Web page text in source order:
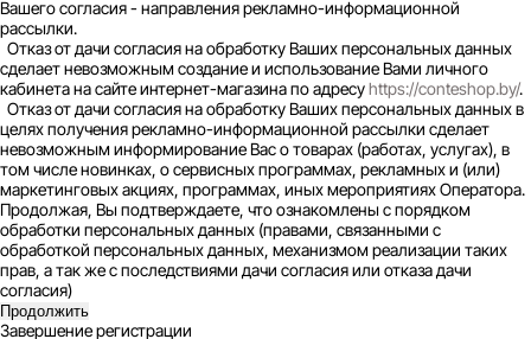
Вашего согласия - направления рекламно-информационной
рассылки.
Отказ от дачи согласия на обработку Ваших персональных данных
сделает невозможным создание и использование Вами личного
кабинета на сайте интернет-магазина по адресуhttps://conteshop.by/.
Отказ от дачи согласия на обработку Ваших персональных данных в
целях получения рекламно-информационной рассылки сделает
невозможным информирование Вас о товарах (работах, услугах), в
том числе новинках, о сервисных программах, рекламных и (или)
маркетинговых акциях, программах, иных мероприятиях Оператора.
Продолжая, Вы подтверждаете, что ознакомлены с порядком
обработки персональных данных (правами, связанными с
обработкой персональных данных, механизмом реализации таких
прав, а так же с последствиями дачи согласия или отказа дачи
согласия)
Продолжить
Завершение регистрации